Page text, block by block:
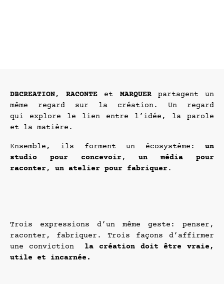
DBCREATION,RACONTE et MARQUERpartagent un
même regard sur la création. Un regard
qui explore le lien entre l’idée, la parole
et la matière.
Ensemble, ils forment un écosystème: un
studio pour concevoir,un média pour
raconter, un atelier pour fabriquer.
Trois expressions d’un même geste: penser,
raconter, fabriquer. Trois façons d’affirmer
une conviction la création doit être vraie,
utile et incarnée.